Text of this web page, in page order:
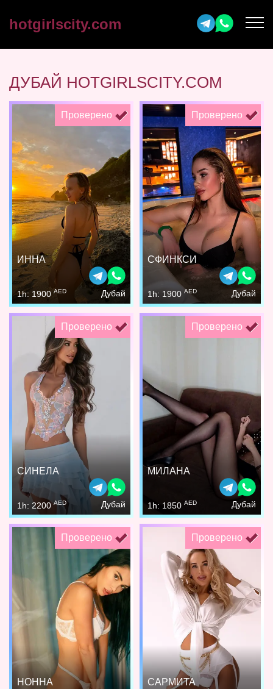
hotgirlscity.com
ДУБАЙ HOTGIRLSCITY.COM
Проверено
ИННА
1h: 1900 AED Дубай
Проверено
СФИНКСИ
1h: 1900 AED Дубай
Проверено
СИНЕЛА
1h: 2200AED Дубай
Проверено
МИЛАНА
1h: 1850 AED Дубай
Проверено
НОННА
Проверено
САРМИТА